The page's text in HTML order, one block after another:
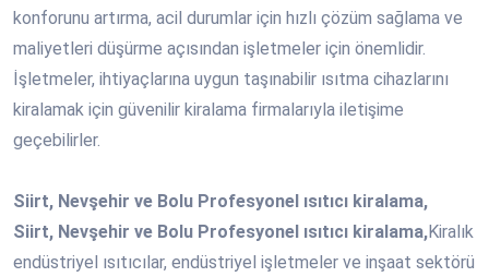
konforunu artırma, acil durumlar için hızlı çözüm sağlama ve
maliyetleri düşürme açısından işletmeler için önemlidir.
İşletmeler, ihtiyaçlarına uygun taşınabilir ısıtma cihazlarını
kiralamak için güvenilir kiralama firmalarıyla iletişime
geçebilirler.
Siirt, Nevşehir ve Bolu Profesyonel ısıtıcı kiralama,
Siirt, Nevşehir ve Bolu Profesyonel ısıtıcı kiralama,Kiralık
endüstriyel ısıtıcılar, endüstriyel işletmeler ve inşaat sektörü